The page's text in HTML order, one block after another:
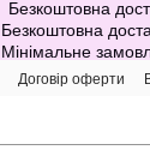
Безкоштовна
Безкоштовна
Мінімальне
Договір оферти